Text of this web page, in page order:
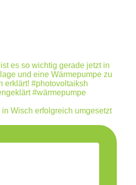
Wisch erfolgreich umgesetzt